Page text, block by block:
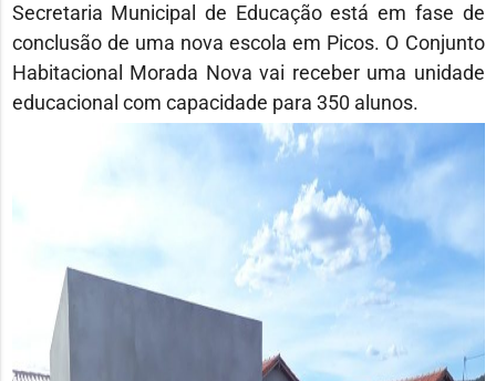
Secretaria Municipal de Educação está em fase de
conclusão de uma nova escola em Picos. O Conjunto
Habitacional Morada Nova vai receber uma unidade
educacional com capacidade para 350 alunos.